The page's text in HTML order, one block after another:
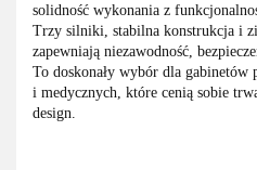
solidność wykonania z
Trzy silniki, stabilna konstrukcja i
zapewniają niezawodność,
To doskonały wybór dla gabinetów
i medycznych, które cenią sobie
design.